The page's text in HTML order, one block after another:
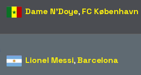
Dame N'Doye, FC København
Lionel Messi,Barcelona